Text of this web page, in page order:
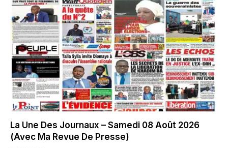
La Une Des Journaux – Samedi 08 Août 2026
(Avec Ma Revue De Presse)